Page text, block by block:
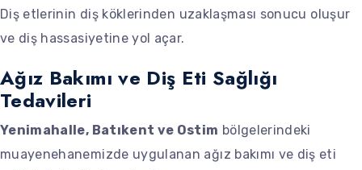
Diş etlerinin diş köklerinden uzaklaşması sonucu oluşur
ve diş hassasiyetine yol açar.
Ağız Bakımı ve Diş Eti Sağlığı
Tedavileri
Yenimahalle, Batıkent ve Ostim bölgelerindeki
muayenehanemizde uygulanan ağız bakımı ve diş eti